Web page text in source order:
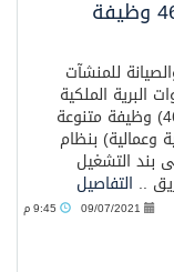
“تشغيل المنشآت العسكرية” تعلن 46 وظيفة
للمنشآت
البرية الملكية
السعودية طرح عدد (46) وظيفة متنوعة
وعمالية) بنظام
بند التشغيل
.. التفاصيل
09/07/2021